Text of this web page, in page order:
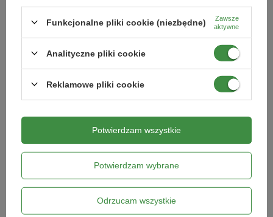
Akcesoria do siewu
Bestsellery
BESTSELLER
100% NATURALNY
Funkcjonalne pliki cookie (niezbędne)
Zawsze
aktywne
Analityczne pliki cookie
Reklamowe pliki cookie
Potwierdzam wybrane
Odrzucam wszystkie
Potwierdzam wszystkie